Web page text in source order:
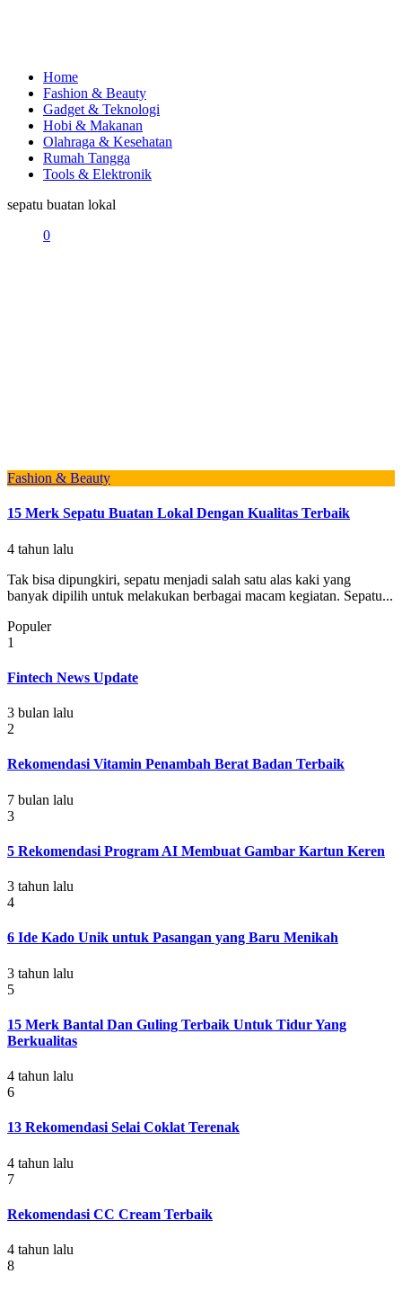
Home
Fashion & Beauty
Gadget & Teknologi
Hobi & Makanan
Olahraga & Kesehatan
Rumah Tangga
Tools & Elektronik
sepatu buatan lokal
0
Fashion & Beauty
15 Merk Sepatu Buatan Lokal Dengan Kualitas Terbaik
4 tahun lalu
Tak bisa dipungkiri, sepatu menjadi salah satu alas kaki yang
banyak dipilih untuk melakukan berbagai macam kegiatan. Sepatu...
Populer
1
Fintech News Update
3 bulan lalu
2
Rekomendasi Vitamin Penambah Berat Badan Terbaik
7 bulan lalu
3
5 Rekomendasi Program AI Membuat Gambar Kartun Keren
3 tahun lalu
4
6 Ide Kado Unik untuk Pasangan yang Baru Menikah
3 tahun lalu
5
15 Merk Bantal Dan Guling Terbaik Untuk Tidur Yang
Berkualitas
4 tahun lalu
6
13 Rekomendasi Selai Coklat Terenak
4 tahun lalu
7
Rekomendasi CC Cream Terbaik
4 tahun lalu
8